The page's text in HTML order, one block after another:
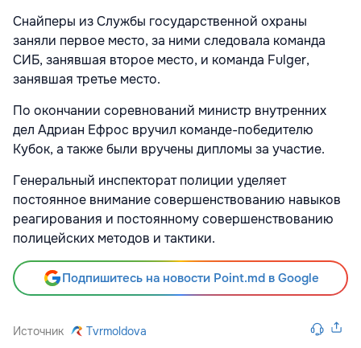
Снайперы из Службы государственной охраны
заняли первое место, за ними следовала команда
СИБ, занявшая второе место, и команда Fulger,
занявшая третье место.
По окончании соревнований министр внутренних
дел Адриан Ефрос вручил команде-победителю
Кубок, а также были вручены дипломы за участие.
Генеральный инспекторат полиции уделяет
постоянное внимание совершенствованию навыков
реагирования и постоянному совершенствованию
полицейских методов и тактики.
Подпишитесь на новости Point.md в Google
Источник Tvrmoldova